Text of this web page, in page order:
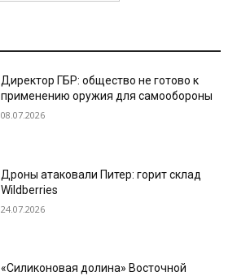
Директор ГБР: общество не готово к
применению оружия для самообороны
08.07.2026
Дроны атаковали Питер: горит склад
Wildberries
24.07.2026
«Силиконовая долина» Восточной